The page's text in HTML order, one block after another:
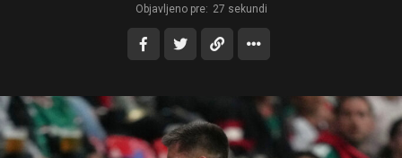
Objavljeno pre: 27 sekundi